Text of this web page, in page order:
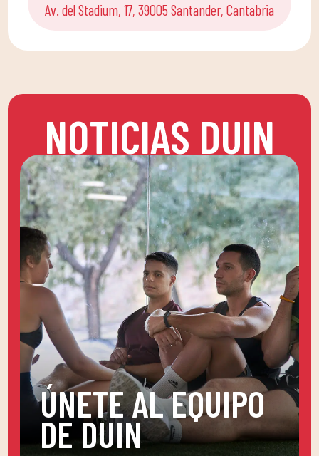
Av. del Stadium, 17, 39005 Santander, Cantabria
NOTICIAS DUIN
ÚNETE AL EQUIPO
DE DUIN